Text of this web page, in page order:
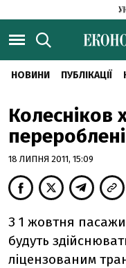
НОВИНИ ПУБЛІКАЦІЇ
Колесніков
18 ЛИПНЯ 2011, 15:09
З 1 жовтня
будуть
ліцензованим